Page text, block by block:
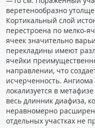
веретенообразно
Кортикальный слой
перестроена по мелко-
ячеек значительно
перекладины имеют
ячейки
направлении, что
исчерченность.
локализуется в
весь длинник диафиза,
неравномерно
отдельных участках не